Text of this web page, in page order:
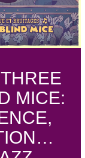
MICE: